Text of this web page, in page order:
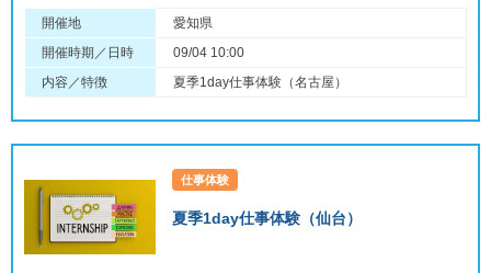
開催地
愛知県
開催時期／日時
09/04 10:00
内容／特徴
夏季1day仕事体験（名古屋）
仕事体験
夏季1day仕事体験（仙台）